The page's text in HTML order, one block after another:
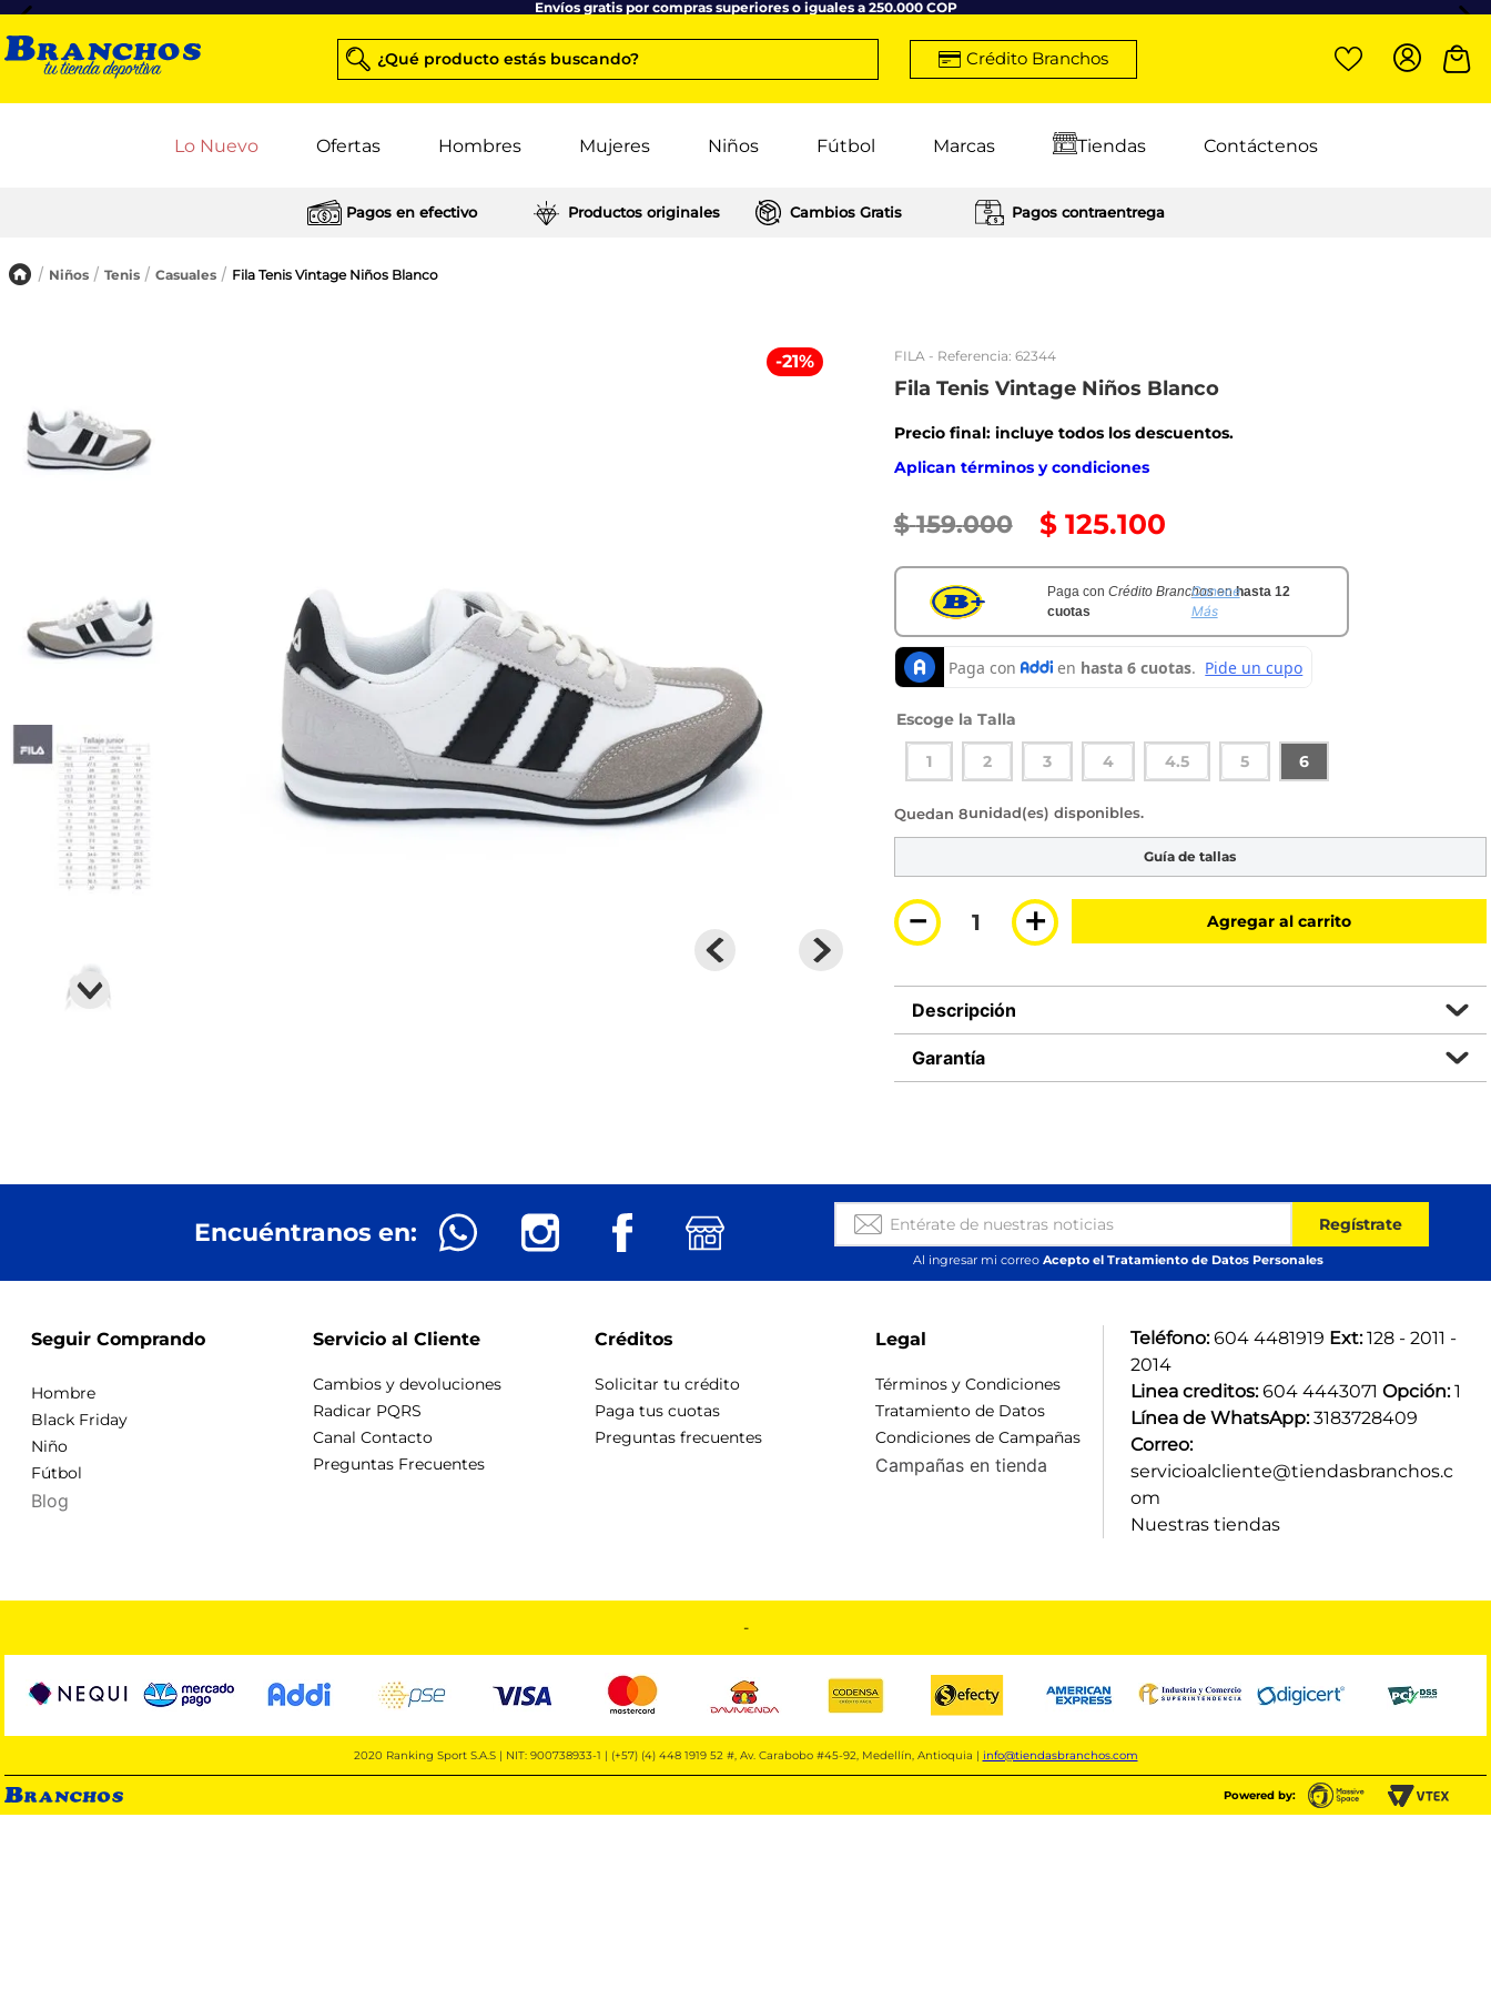
Envíos gratis por compras superiores o iguales a 250.000 COP
¿Qué producto estás buscando? Crédito Branchos
Lo Nuevo Ofertas Hombres Mujeres Niños Fútbol Marcas Tiendas Contáctenos
Pagos en efectivo Productos originales Cambios Gratis Pagos contraentrega
Niños Tenis Casuales Fila Tenis Vintage Niños Blanco
-21% FILA- Referencia: 62344
Fila Tenis Vintage Niños Blanco
Precio final: incluye todos los descuentos.
Aplican términos y condiciones
$ 159.000 $ 125.100
Paga con Crédito Branchosenhasta 12
cuotas
Conoce
Más
Talla
1 2 3 4 4.5 5 6
8 disponibles
Guía de tallas
＋
－ Agregar al carrito
Descripción
Garantía
Encuéntranos en: Regístrate
Al ingresar mi correo Acepto el Tratamiento de Datos Personales
Seguir Comprando
Hombre
Black Friday
Niño
Fútbol
Blog
Servicio al Cliente
Cambios y devoluciones
Radicar PQRS
Canal Contacto
Preguntas Frecuentes
Créditos
Solicitar tu crédito
Paga tus cuotas
Preguntas frecuentes
Legal
Términos y Condiciones
Tratamiento de Datos
Condiciones de Campañas
Campañas en tienda
Teléfono: 604 4481919 Ext: 128 - 2011 -
2014
Linea creditos: 604 4443071 Opción: 1
Línea de WhatsApp: 3183728409
Correo:
servicioalcliente@tiendasbranchos.c
om
Nuestras tiendas
-
2020 Ranking Sport S.A.S | NIT: 900738933-1 | (+57) (4) 448 1919 52 #, Av. Carabobo #45-92, Medellín, Antioquia | info@tiendasbranchos.com
Powered by: